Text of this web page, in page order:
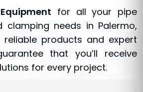
for all your pipe
clamping needs in Palermo,
reliable products and expert
that you’ll receive
for every project.